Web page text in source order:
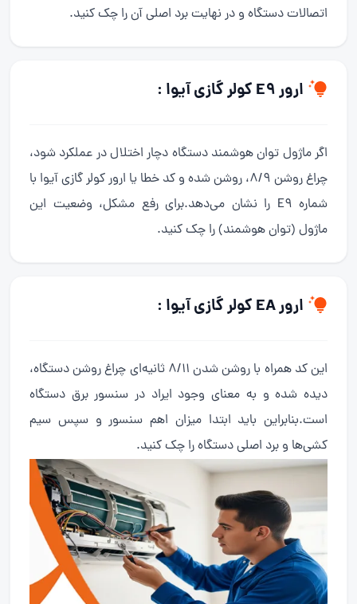
اتصالات دستگاه و در نهایت برد اصلی آن را چک کنید.
ارور E9 کولر گازی آیوا :
اگر ماژول توان هوشمند دستگاه دچار اختلال در عملکرد شود،
چراغ روشن 8/9، روشن شده و کد خطا یا ارور کولر گازی آیوا با
شماره E9 را نشان می‌دهد.برای رفع مشکل، وضعیت این
ماژول (توان هوشمند) را چک کنید.
ارور EA کولر گازی آیوا :
این کد همراه با روشن شدن 8/11 ثانیه‌ای چراغ روشن دستگاه،
دیده شده و به معنای وجود ایراد در سنسور برق دستگاه
است.بنابراین باید ابتدا میزان اهم سنسور و سپس سیم
کشی‌ها و برد اصلی دستگاه را چک کنید.